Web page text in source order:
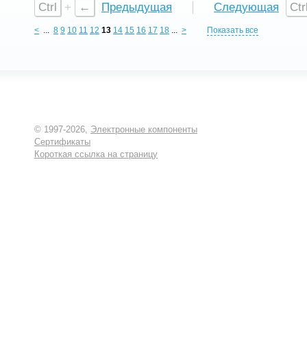
Ctrl + ← Предыдущая Следующая
< ... 8 9 10 11 12 13 14 15 16 17 18 ... > Показать все
© 1997-2026, Электронные компоненты
Сертификаты
Короткая ссылка на страницу